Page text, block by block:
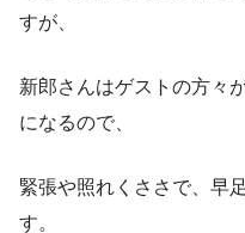
すが、
新郎さんはゲストの方々
になるので、
緊張や照れくささで、早
す。